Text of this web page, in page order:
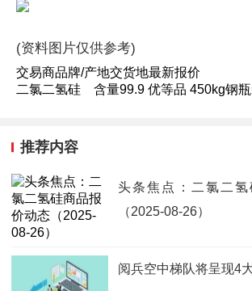
(资料图片仅供参考)
交易商品牌/产地交货地最新报价
二氯二氢硅 含量99.9 优等品 450kg钢
推荐内容
头条焦点：二氯二
（2025-08-26）
阅兵空中梯队将呈现4